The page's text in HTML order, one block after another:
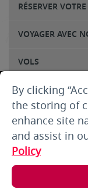
RÉSERVER
VOYAGER AVEC
VOLS
SERVICE À LA
A PROPOS DE
THE SMALLPRINT
By clicking
the storing of
enhance site
and assist in
Policy